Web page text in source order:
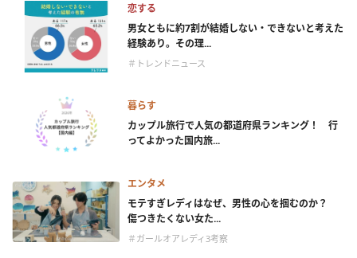
恋する
男女ともに約7割が結婚しない・できないと考えた
経験あり。その理...
＃トレンドニュース
暮らす
カップル旅行で人気の都道府県ランキング！ 行
ってよかった国内旅...
エンタメ
モテすぎレディはなぜ、男性の心を掴むのか？
傷つきたくない女た...
＃ガールオアレディ3考察